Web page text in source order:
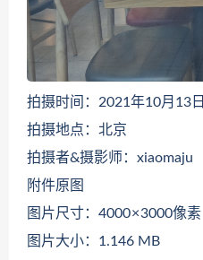
拍摄时间：2021年10月13日
拍摄地点：北京
拍摄者&摄影师：xiaomaju
附件原图
图片尺寸：4000 × 3000像素
图片大小：1.146 MB